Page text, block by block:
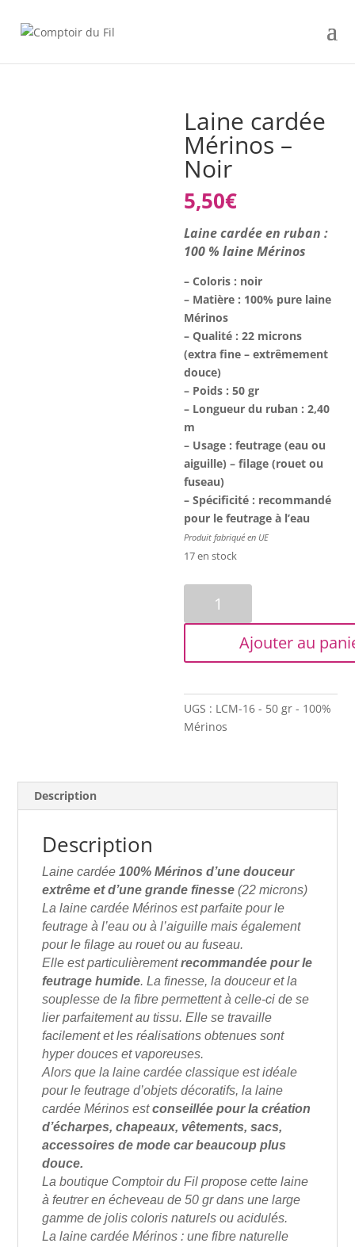
Laine cardée
Mérinos –
Noir
5,50€
Laine cardée en ruban :
100 % laine Mérinos
– Coloris : noir
– Matière : 100% pure laine
Mérinos
– Qualité : 22 microns
(extra fine – extrêmement
douce)
– Poids : 50 gr
– Longueur du ruban : 2,40
m
– Usage : feutrage (eau ou
aiguille) – filage (rouet ou
fuseau)
– Spécificité : recommandé
pour le feutrage à l’eau
Produit fabriqué en UE
17 en stock
Laine
Mérinos
Noir
Ajouter au
UGS : LCM-16 - 50 gr - 100%
Mérinos
Description
Description
Laine cardée100% Mérinos d’une douceur
extrême et d’une grande finesse (22 microns)
La laine cardée Mérinos est parfaite pour le
feutrage à l’eau ou à l’aiguille mais également
pour le filage au rouet ou au fuseau.
Elle est particulièrementrecommandée pour le
feutrage humide. La finesse, la douceur et la
souplesse de la fibre permettent à celle-ci de se
lier parfaitement au tissu. Elle se travaille
facilement et les réalisations obtenues sont
hyper douces et vaporeuses.
Alors que la laine cardée classique est idéale
pour le feutrage d’objets décoratifs, la laine
cardée Mérinos estconseillée pour la création
d’écharpes, chapeaux, vêtements, sacs,
accessoires de mode car beaucoup plus
douce.
La boutique Comptoir du Fil propose cette laine
à feutrer en écheveau de 50 gr dans une large
gamme de jolis coloris naturels ou acidulés.
La laine cardée Mérinos : une fibre naturelle